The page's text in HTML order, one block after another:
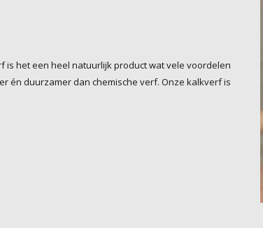
is het een heel natuurlijk product wat vele voordelen
én duurzamer dan chemische verf. Onze kalkverf is